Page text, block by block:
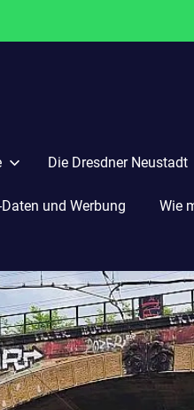
Die Dresdner Neustadt
und Werbung Wie